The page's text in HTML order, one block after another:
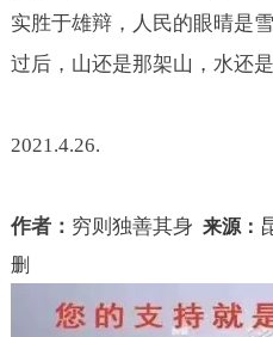
实胜于雄辩，人民的眼晴是
过后，山还是那架山，水还
2021.4.26.
作者： 穷则独善其身 来源：
删